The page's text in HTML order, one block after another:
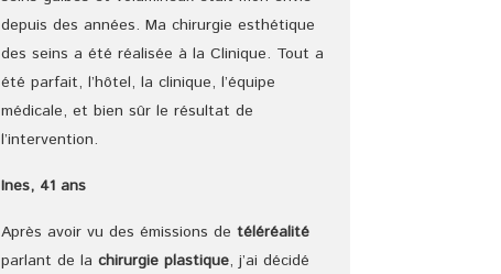
depuis des années. Ma chirurgie esthétique
des seins a été réalisée à la Clinique. Tout a
été parfait, l’hôtel, la clinique, l’équipe
médicale, et bien sûr le résultat de
l’intervention.
Ines, 41 ans
Après avoir vu des émissions detéléréalité
parlant de lachirurgie plastique, j’ai décidé